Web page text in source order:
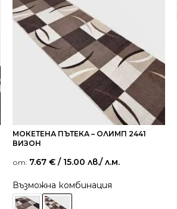
МОКЕТЕНА ПЪТЕКА – ОЛИМП 2441
ВИЗОН
от: 7.67 € / 15.00 лв./ л.м.
Възможна комбинация